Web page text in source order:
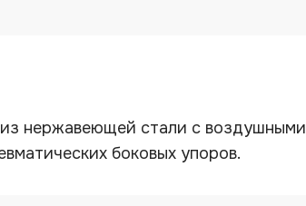
нержавеющей стали с воздушными
боковых упоров.